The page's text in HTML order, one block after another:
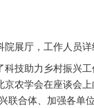
展厅，工作人员详
科技助力乡村振兴
京农学会在座谈会
联合体、加强各单